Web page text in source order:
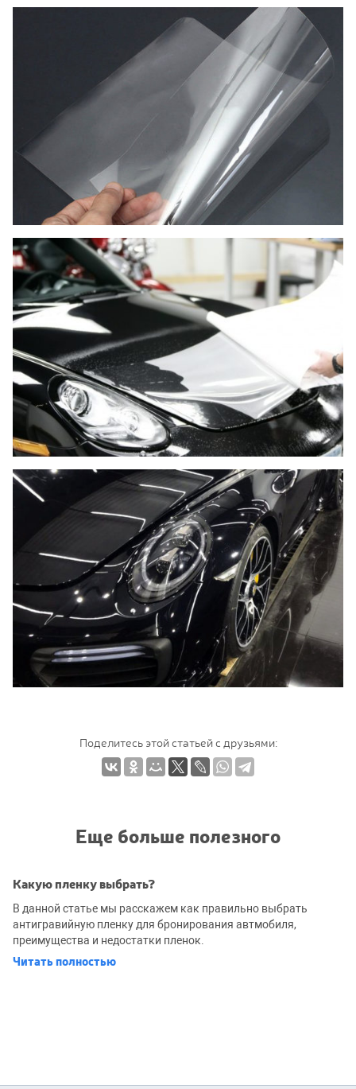
Поделитесь этой статьей с друзьями:
Еще больше полезного
Какую пленку выбрать?
В данной статье мы расскажем как правильно выбрать
антигравийную пленку для бронирования автмобиля,
преимущества и недостатки пленок.
Читать полностью